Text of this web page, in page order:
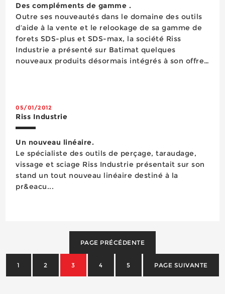
Des compléments de gamme .
Outre ses nouveautés dans le domaine des outils
d’aide à la vente et le relookage de sa gamme de
forets SDS-plus et SDS-max, la société Riss
Industrie a présenté sur Batimat quelques
nouveaux produits désormais intégrés à son offre.
05/01/2012
Riss Industrie
Un nouveau linéaire.
Le spécialiste des outils de perçage, taraudage,
vissage et sciage Riss Industrie présentait sur son
stand un tout nouveau linéaire destiné à la
pr&eacu...
PAGE PRÉCÉDENTE
1 2 3 4 5 PAGE SUIVANTE